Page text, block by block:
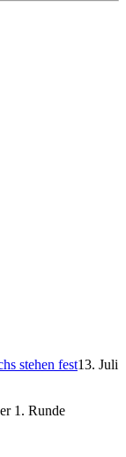
stehen fest13. Juli
1. Runde